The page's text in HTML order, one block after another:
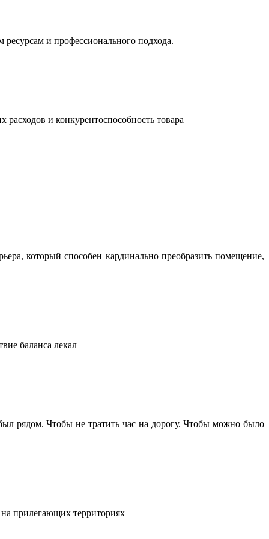
и профессионального подхода.
расходов и конкурентоспособность товара
который способен кардинально преобразить помещение,
баланса лекал
рядом. Чтобы не тратить час на дорогу. Чтобы можно было
на прилегающих территориях